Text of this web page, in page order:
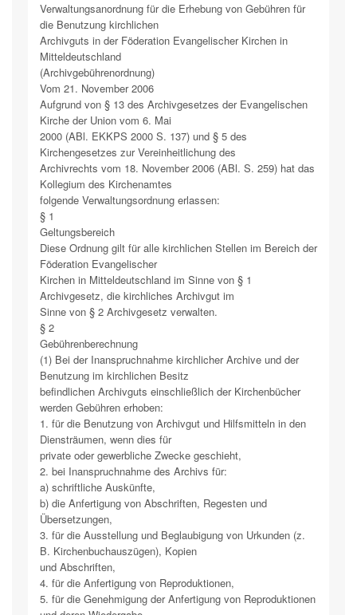
Verwaltungsanordnung für die Erhebung von Gebühren für
die Benutzung kirchlichen
Archivguts in der Föderation Evangelischer Kirchen in
Mitteldeutschland
(Archivgebührenordnung)
Vom 21. November 2006
Aufgrund von § 13 des Archivgesetzes der Evangelischen
Kirche der Union vom 6. Mai
2000 (ABl. EKKPS 2000 S. 137) und § 5 des
Kirchengesetzes zur Vereinheitlichung des
Archivrechts vom 18. November 2006 (ABl. S. 259) hat das
Kollegium des Kirchenamtes
folgende Verwaltungsordnung erlassen:
§ 1
Geltungsbereich
Diese Ordnung gilt für alle kirchlichen Stellen im Bereich der
Föderation Evangelischer
Kirchen in Mitteldeutschland im Sinne von § 1
Archivgesetz, die kirchliches Archivgut im
Sinne von § 2 Archivgesetz verwalten.
§ 2
Gebührenberechnung
(1) Bei der Inanspruchnahme kirchlicher Archive und der
Benutzung im kirchlichen Besitz
befindlichen Archivguts einschließlich der Kirchenbücher
werden Gebühren erhoben:
1. für die Benutzung von Archivgut und Hilfsmitteln in den
Diensträumen, wenn dies für
private oder gewerbliche Zwecke geschieht,
2. bei Inanspruchnahme des Archivs für:
a) schriftliche Auskünfte,
b) die Anfertigung von Abschriften, Regesten und
Übersetzungen,
3. für die Ausstellung und Beglaubigung von Urkunden (z.
B. Kirchenbuchauszügen), Kopien
und Abschriften,
4. für die Anfertigung von Reproduktionen,
5. für die Genehmigung der Anfertigung von Reproduktionen